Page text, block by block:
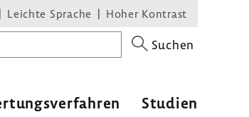
Leichte Sprache Hoher Kontrast
Suchen
Studien